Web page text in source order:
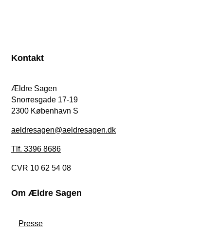
Kontakt
Ældre Sagen
Snorresgade 17-19
2300 København S
aeldresagen@aeldresagen.dk
Tlf. 3396 8686
CVR 10 62 54 08
Om Ældre Sagen
Presse